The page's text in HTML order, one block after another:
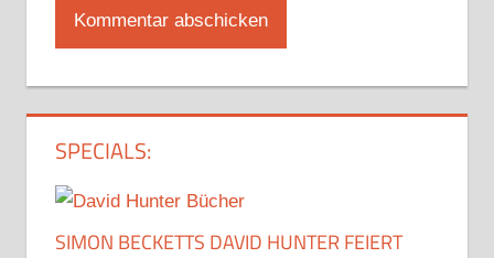
SPECIALS:
SIMON BECKETTS DAVID HUNTER FEIERT